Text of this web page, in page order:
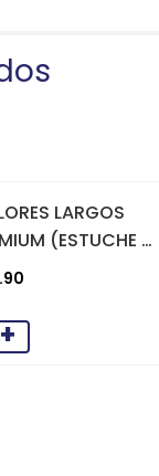
LARGOS
(ESTUCHE X
.90
+